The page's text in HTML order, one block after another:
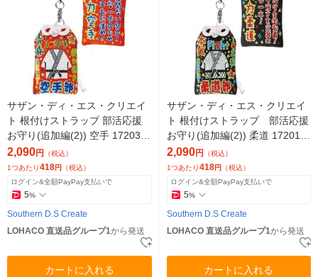
サザン・ディ・エス・クリエイ
ト 根付けストラップ 部活応援
お守り(追加編(2)) 空手 17203 1
セット(5個)（直送品）
2,090円
（税込）
1つあたり418円 （税込）
ログイン&全額PayPay支払いで
5%
Southern D.S Create
LOHACO 直送品グループ1から発送
カートに入れる
サザン・ディ・エス・クリエイ
ト 根付けストラップ 部活応援
お守り(追加編(2)) 柔道 17201 5
個（直送品）
2,090円
（税込）
1つあたり418円 （税込）
ログイン&全額PayPay支払いで
5%
Southern D.S Create
LOHACO 直送品グループ1から発送
カートに入れる